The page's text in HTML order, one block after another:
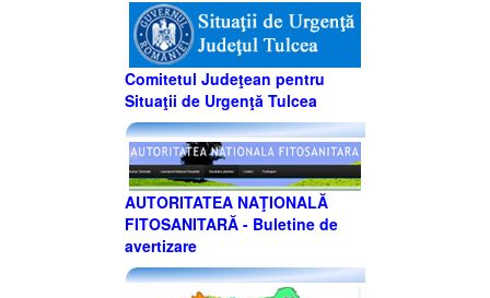
Comitetul Judeţean pentru
Situaţii de Urgenţă Tulcea
AUTORITATEA NAŢIONALĂ
FITOSANITARĂ - Buletine de
avertizare